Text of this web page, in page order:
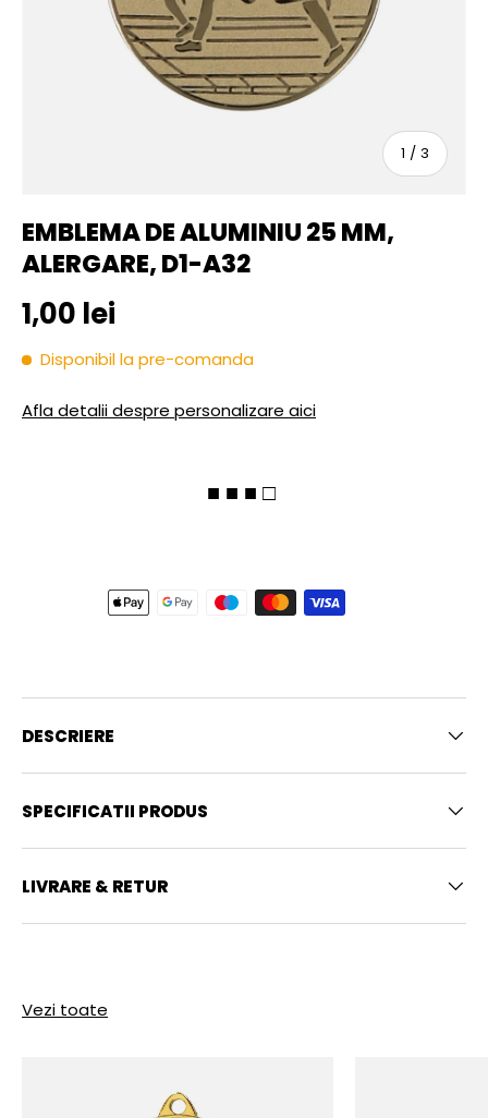
1 / sau
3
EMBLEMA DE ALUMINIU 25 MM,
ALERGARE, D1-A32
Pret initial
1,00 lei
Disponibil la pre-comanda
Afla detalii despre personalizare aici
■ ■ ■ □
DESCRIERE
SPECIFICATII PRODUS
LIVRARE & RETUR
Vezi toate